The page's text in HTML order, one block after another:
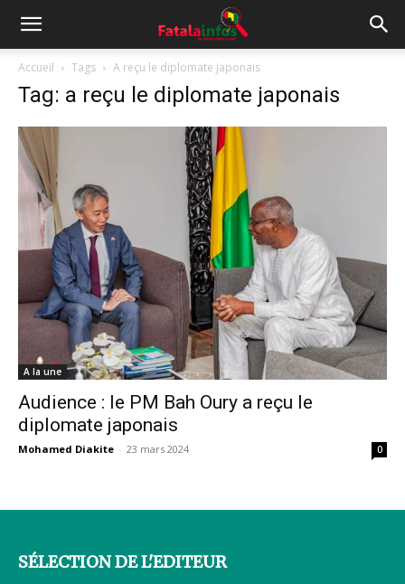
Accueil Tags A reçu le diplomate japonais
Tag: a reçu le diplomate japonais
A la une
Audience : le PM Bah Oury a reçu le
diplomate japonais
Mohamed Diakite - 23 mars 2024 0
SÉLECTION DE L'EDITEUR